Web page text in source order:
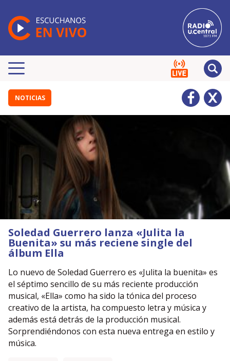
NOTICIAS
Soledad Guerrero lanza «Julita la
Buenita» su más reciene single del
álbum Ella
Lo nuevo de Soledad Guerrero es «Julita la buenita» es
el séptimo sencillo de su más reciente producción
musical, «Ella» como ha sido la tónica del proceso
creativo de la artista, ha compuesto letra y música y
además está detrás de la producción musical.
Sorprendiéndonos con esta nueva entrega en estilo y
música.